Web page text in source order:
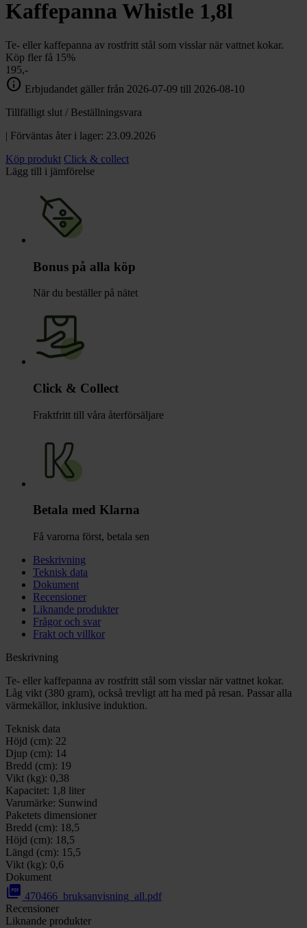
Toalett
chevron_right
Lacanche
Reservdelar
Kaffepanna Whistle 1,8l
Te- eller kaffepanna av rostfritt stål som visslar när vattnet kokar.
Köp fler få 15%
195,-
info Erbjudandet gäller från 2026-07-09 till 2026-08-10
Tillfälligt slut / Beställningsvara
| Förväntas åter i lager: 23.09.2026
Köp produkt Click & collect
Lägg till i jämförelse
Bonus på alla köp
När du beställer på nätet
Click & Collect
Fraktfritt till våra återförsäljare
Betala med Klarna
Få varorna först, betala sen
Beskrivning
Teknisk data
Dokument
Recensioner
Liknande produkter
Frågor och svar
Frakt och villkor
Beskrivning
Te- eller kaffepanna av rostfritt stål som visslar när vattnet kokar.
Låg vikt (380 gram), också trevligt att ha med på resan. Passar alla
värmekällor, inklusive induktion.
Teknisk data
Höjd (cm): 22
Djup (cm): 14
Bredd (cm): 19
Vikt (kg): 0,38
Kapacitet: 1,8 liter
Varumärke: Sunwind
Paketets dimensioner
Bredd (cm): 18,5
Höjd (cm): 18,5
Längd (cm): 15,5
Vikt (kg): 0,6
Dokument
picture_as_pdf 470466_bruksanvisning_all.pdf
Recensioner
Liknande produkter